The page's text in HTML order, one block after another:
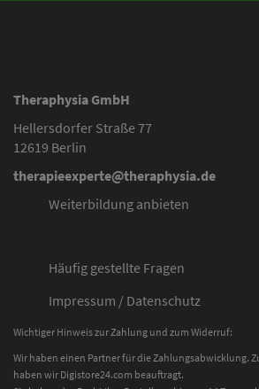
Theraphysia GmbH
Hellersdorfer Straße 77
12619 Berlin
therapieexperte@theraphysia.de
Weiterbildung anbieten
Häufig gestellte Fragen
Impressum / Datenschutz
Wichtiger Hinweis zur Zahlung und zum Widerruf:
Wir haben einen Partner für die Zahlungsabwicklung.
haben wir Digistore24.com beauftragt.